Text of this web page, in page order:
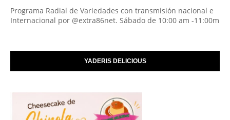
Programa Radial de Variedades con transmisión nacional e
Internacional por @extra86net. Sábado de 10:00 am -11:00m
YADERIS DELICIOUS